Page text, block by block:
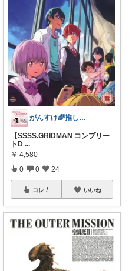
がんすけ🌈推し活×一人暮らし節約ヲタ
【SSSS.GRIDMAN コンプリー
トD ...
￥ 4,580
0 0 24
コレ いいね